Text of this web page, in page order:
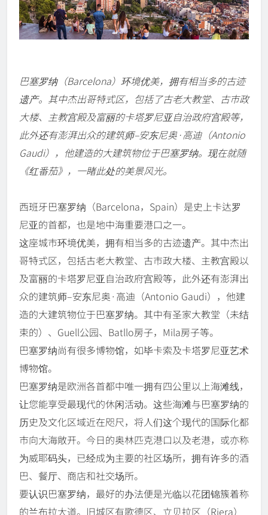
巴塞罗纳（Barcelona）环境优美，拥有相当多的古迹
遗产。其中杰出哥特式区，包括了古老大教堂、古市政
大楼、主教宫殿及富丽的卡塔罗尼亚自治政府宫殿等，
此外还有澎湃出众的建筑师–安东尼奥·高迪（Antonio
Gaudi），他建造的大建筑物位于巴塞罗纳。现在就随
《红番茄》，一睹此处的美景风光。
西班牙巴塞罗纳（Barcelona，Spain）是史上卡达罗
尼亚的首都，也是地中海重要港口之一。
这座城市环境优美，拥有相当多的古迹遗产。其中杰出
哥特式区，包括古老大教堂、古市政大楼、主教宫殿以
及富丽的卡塔罗尼亚自治政府宫殿等，此外还有澎湃出
众的建筑师–安东尼奥·高迪（Antonio Gaudi），他建
造的大建筑物位于巴塞罗纳。其中有圣家大教堂（未结
束的）、Guell公园、Batllo房子，Mila房子等。
巴塞罗纳尚有很多博物馆，如毕卡索及卡塔罗尼亚艺术
博物馆。
巴塞罗纳是欧洲各首都中唯一拥有四公里以上海滩线，
让您能享受最现代的休闲活动。这些海滩与巴塞罗纳的
历史及文化区域近在咫尺，将人们这个现代的国际化都
市向大海敞开。今日的奥林匹克港口以及老港，或亦称
为威耶码头，已经成为主要的社区场所，拥有许多的酒
巴、餐厅、商店和社交场所。
要认识巴塞罗纳，最好的办法便是光临以花团锦簇着称
的兰布拉大道。旧城区有歌德区、立贝拉区（Riera）